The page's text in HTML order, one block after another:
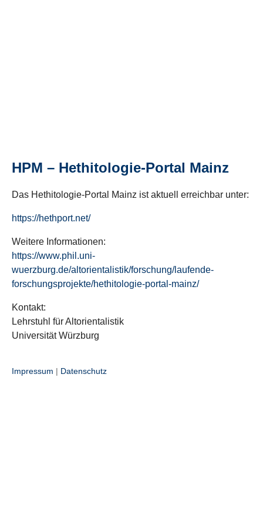
HPM – Hethitologie-Portal Mainz
Das Hethitologie-Portal Mainz ist aktuell erreichbar unter:
https://hethport.net/
Weitere Informationen:
https://www.phil.uni-
wuerzburg.de/altorientalistik/forschung/laufende-
forschungsprojekte/hethitologie-portal-mainz/
Kontakt:
Lehrstuhl für Altorientalistik
Universität Würzburg
Impressum | Datenschutz